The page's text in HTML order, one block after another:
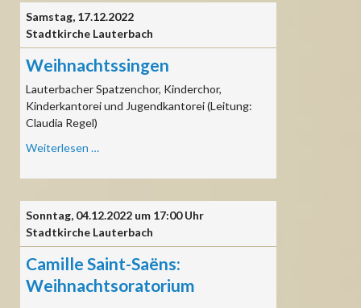
Samstag, 17.12.2022
Stadtkirche Lauterbach
Weihnachtssingen
Lauterbacher Spatzenchor, Kinderchor,
Kinderkantorei und Jugendkantorei (Leitung:
Claudia Regel)
Weiterlesen …Weihnachtssingen
Sonntag, 04.12.2022 um 17:00 Uhr
Stadtkirche Lauterbach
Camille Saint-Saëns:
Weihnachtsoratorium